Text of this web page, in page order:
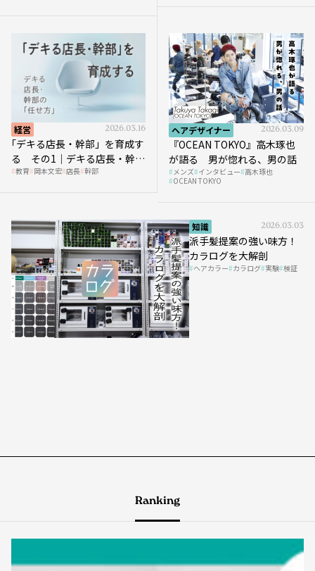
経営 2026.03.16
｢デキる店長・幹部」を育成す
る その1｜デキる店長・幹部
の「任せ方」
教育 岡本文宏 店長 幹部
ヘアデザイナー 2026.03.09
『OCEAN TOKYO』高木琢也
が語る 男が惚れる、男の話
メンズ インタビュー 高木琢也
OCEAN TOKYO
知識 2026.03.03
派手髪提案の強い味方！
カラログを大解剖
ヘアカラー カラログ 実験 検証
Ranking